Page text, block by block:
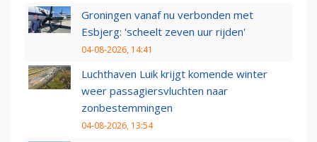
Groningen vanaf nu verbonden met
Esbjerg: 'scheelt zeven uur rijden'
04-08-2026, 14:41
Luchthaven Luik krijgt komende winter
weer passagiersvluchten naar
zonbestemmingen
04-08-2026, 13:54